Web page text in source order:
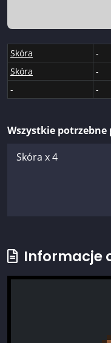
Skóra -
Skóra
-
-
-
Wszystkie
Informacje